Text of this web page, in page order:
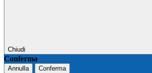
Chiudi
Conferma
Annulla Conferma